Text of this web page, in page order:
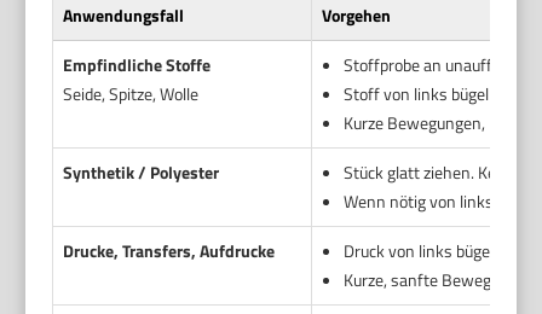
Anwendungsfall
Vorgehen
Empfindliche Stoffe
Seide, Spitze, Wolle
Stoffprobe an unauffälliger
Stoff von links bügeln oder
Kurze Bewegungen, nicht
Synthetik / Polyester
Stück glatt ziehen. Keine
Wenn nötig von links
Drucke, Transfers, Aufdrucke
Druck von links bügeln
Kurze, sanfte